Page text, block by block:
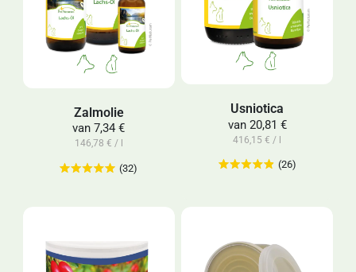
Zalmolie
van 7,34 €
146,78 € / l
(32)
Usniotica
van20,81 €
416,15 € / l
(26)